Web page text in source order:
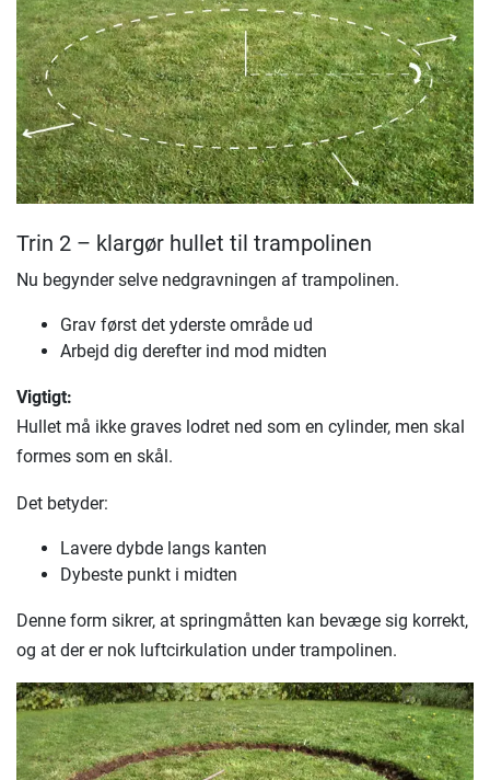
Trin 2 – klargør hullet til trampolinen
Nu begynder selve nedgravningen af trampolinen.
Grav først det yderste område ud
Arbejd dig derefter ind mod midten
Vigtigt:
Hullet må ikke graves lodret ned som en cylinder, men skal
formes som en skål.
Det betyder:
Lavere dybde langs kanten
Dybeste punkt i midten
Denne form sikrer, at springmåtten kan bevæge sig korrekt,
og at der er nok luftcirkulation under trampolinen.